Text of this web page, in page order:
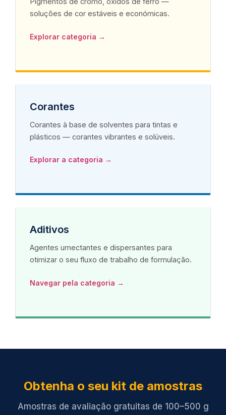
soluções de cor estáveis e económicas.
Explorar categoria →
Corantes
Corantes à base de solventes para tintas e
plásticos — corantes vibrantes e solúveis.
Explorar a categoria →
Aditivos
Agentes umectantes e dispersantes para
otimizar o seu fluxo de trabalho de formulação.
Navegar pela categoria →
Obtenha o seu kit de amostras
Amostras de avaliação gratuitas de 100–500 g